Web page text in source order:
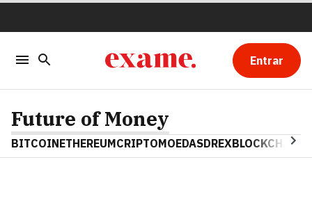
Entrar
Future of Money
BITCOINETHEREUMCRIPTOMOEDASDREXBLOCKCHAIN